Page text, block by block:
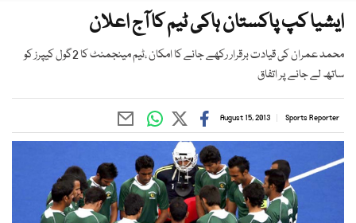
ایشیا کپ پاکستان ہاکی ٹیم کا آج اعلان
محمد عمران کی قیادت برقرار رکھے جانے کا امکان ،ٹیم مینجمنٹ کا 2گول کیپرز کو
ساتھ لے جانے پر اتفاق
Sports Reporter
August 15, 2013